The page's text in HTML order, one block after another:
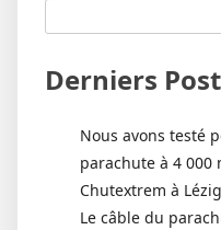
Derniers
Nous avons testé
parachute à 4 000
Chutextrem à
Le câble du